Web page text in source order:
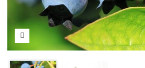
Bektaşi Üzümü Fidanı
Böğürtlen Fidanı
Ceviz Fidanı
Nostaljik Güller
Peyzaj Gülleri
Sarmaşık(Çardak) Gül Fidanları
Ters Lale Soğanı
Yılbaşı Gülü Çiçeği
Zambak Soğanı